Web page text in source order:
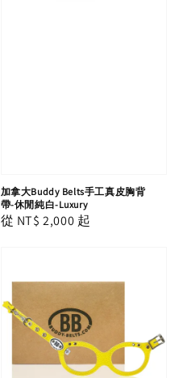
加拿大Buddy Belts手工真皮胸背
帶-休閒純白-Luxury
Regular
從 NT$ 2,000 起